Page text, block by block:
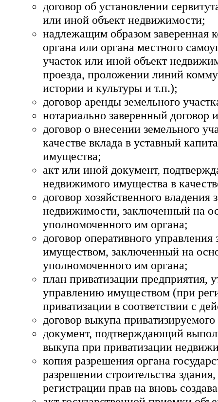
договор об установлении
или иной объект недвижимости;
надлежащим образом заверенная
органа или органа местного
участок или иной объект
проезда, проложении линий
истории и культуры и т.п.);
договор аренды земельного
нотариально заверенный договор
договор о внесении земельного
качестве вклада в уставный
имущества;
акт или иной документ,
недвижимого имущества в
договор хозяйственного
недвижимости, заключенный на
уполномоченного им органа;
договор оперативного
имуществом, заключенный на
уполномоченного им органа;
план приватизации предприятия,
управлению имуществом (при
приватизации в соответствии с
договор выкупа
документ, подтверждающий
выкупа при приватизации
копия разрешения органа
разрешении строительства
регистрации прав на вновь